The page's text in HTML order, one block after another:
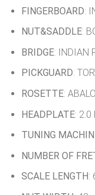
FINGERBOARD:
NUT&SADDLE:
BRIDGE: INDIAN
PICKGUARD:
ROSETTE:
HEADPLATE: 2.0
TUNING
NUMBER OF
SCALE LENGTH: